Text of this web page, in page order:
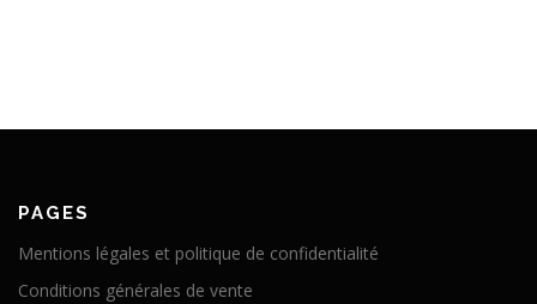
PAGES
Mentions légales et politique de confidentialité
Conditions générales de vente